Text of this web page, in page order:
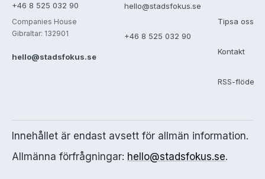
+46 8 525 032 90
Companies House
Gibraltar: 132901
hello@stadsfokus.se
hello@stadsfokus.se
+46 8 525 032 90
Tipsa oss
Kontakt
RSS-flöde
Innehållet är endast avsett för allmän information.
Allmänna förfrågningar: hello@stadsfokus.se.